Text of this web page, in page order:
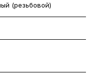
(резьбовой)